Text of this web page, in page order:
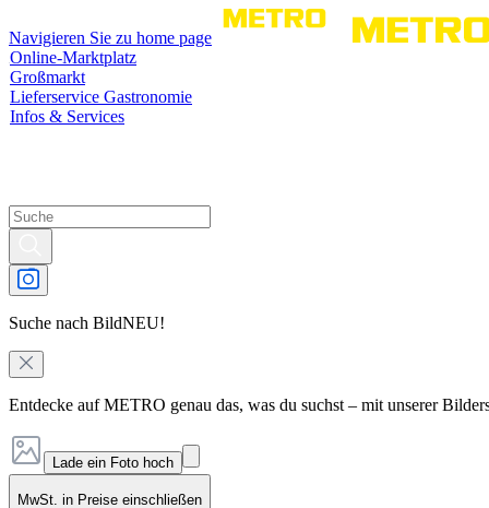
Navigieren Sie zu home page
Online-Marktplatz
Großmarkt
Lieferservice Gastronomie
Infos & Services
Suche nach BildNEU!
Entdecke auf METRO genau das, was du suchst – mit unserer
Lade ein Foto hoch
MwSt. in Preise einschließen